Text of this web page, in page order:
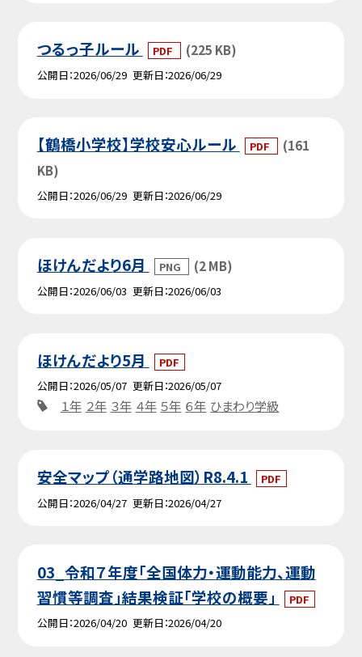
つるっ子ルール PDF (225 KB)
公開日 2026/06/29 更新日 2026/06/29
【鶴橋小学校】学校安心ルール PDF
(161
KB)
公開日 2026/06/29 更新日 2026/06/29
ほけんだより6月 PNG (2 MB)
公開日 2026/06/03 更新日 2026/06/03
ほけんだより5月
PDF
公開日 2026/05/07 更新日 2026/05/07
１年 ２年 ３年 ４年 ５年 ６年 ひまわり学級
安全マップ（通学路地図）R8.4.1
PDF
公開日 2026/04/27 更新日 2026/04/27
03_令和７年度「全国体力・運動能力、運動
習慣等調査」結果検証「学校の概要」
PDF
公開日 2026/04/20 更新日 2026/04/20